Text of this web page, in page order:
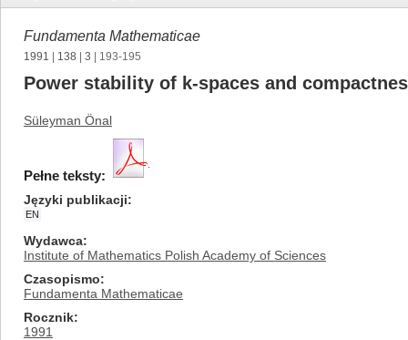
Fundamenta Mathematicae
1991 138 3 | 193-195
Power stability of k-spaces and
Süleyman Önal
Pełne teksty:
Języki publikacji
EN
Wydawca
Institute of Mathematics Polish Academy of Sciences
Czasopismo
Fundamenta Mathematicae
Rocznik
1991